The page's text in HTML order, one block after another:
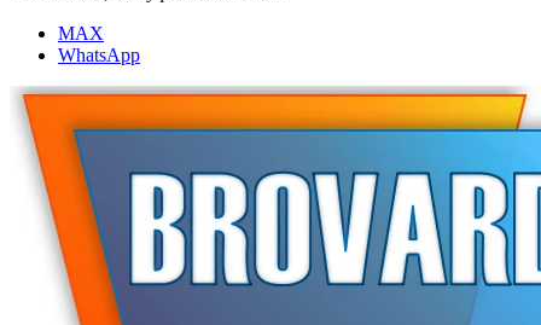
MAX
WhatsApp